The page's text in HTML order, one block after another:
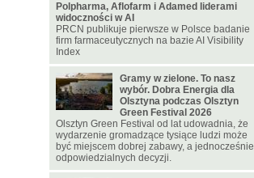
Polpharma, Aflofarm i Adamed liderami
widoczności w AI
PRCN publikuje pierwsze w Polsce badanie
firm farmaceutycznych na bazie AI Visibility
Index
Gramy w zielone. To nasz
wybór. Dobra Energia dla
Olsztyna podczas Olsztyn
Green Festival 2026
Olsztyn Green Festival od lat udowadnia, że
wydarzenie gromadzące tysiące ludzi może
być miejscem dobrej zabawy, a jednocześnie
odpowiedzialnych decyzji.